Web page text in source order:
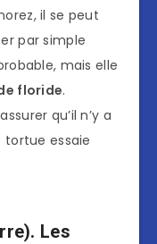
il se peut
par simple
mais elle
floride.
qu’il n’y a
essaie
). Les